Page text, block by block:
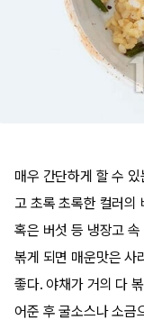
매우 간단하게 할 수
고 초록 초록한 컬러의
혹은 버섯 등 냉장고
볶게 되면 매운맛은 사
좋다. 야채가 거의 다
어준 후 굴소스나 소금